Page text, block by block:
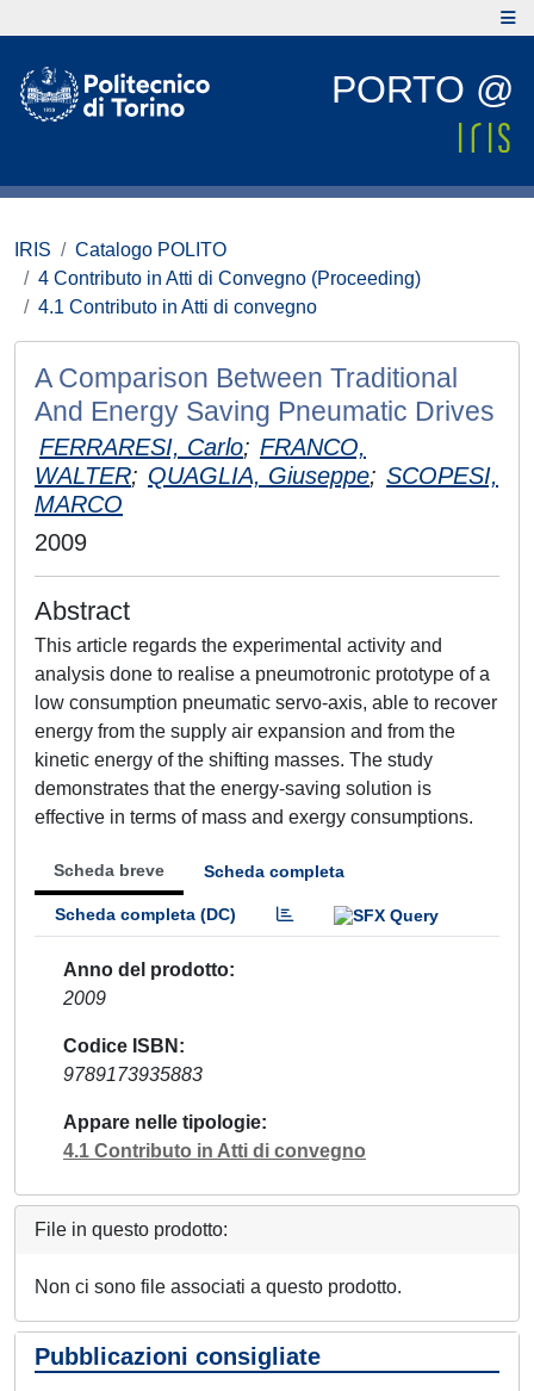
PORTO @
IRIS
Catalogo POLITO
4 Contributo in Atti di Convegno (Proceeding)
4.1 Contributo in Atti di convegno
A Comparison Between Traditional
And Energy Saving Pneumatic Drives
FERRARESI, Carlo; FRANCO,
WALTER; QUAGLIA, Giuseppe; SCOPESI,
MARCO
2009
Abstract
This article regards the experimental activity and
analysis done to realise a pneumotronic prototype of a
low consumption pneumatic servo-axis, able to recover
energy from the supply air expansion and from the
kinetic energy of the shifting masses. The study
demonstrates that the energy-saving solution is
effective in terms of mass and exergy consumptions.
Scheda breve Scheda completa
Scheda completa (DC)
Anno del prodotto
2009
Codice ISBN
9789173935883
Appare nelle tipologie
4.1 Contributo in Atti di convegno
File in questo prodotto:
Non ci sono file associati a questo prodotto.
Pubblicazioni consigliate